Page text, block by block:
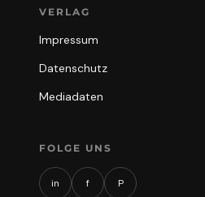
VERLAG
Impressum
Datenschutz
Mediadaten
FOLGE UNS
in f P